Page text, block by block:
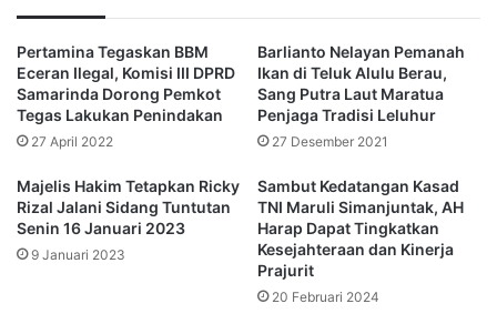
Hadirnya preman yang keram memalak pengunjung jadi
masalah terbesar.
Kondisi diperparah dengan bermunculannya pedagang
barang bekas yang menjamur, dengan toko yang tidak
Pertamina Tegaskan BBM
Eceran Ilegal, Komisi III DPRD
Samarinda Dorong Pemkot
Tegas Lakukan Penindakan
27 April 2022
Barlianto Nelayan Pemanah
Ikan di Teluk Alulu Berau,
Sang Putra Laut Maratua
Penjaga Tradisi Leluhur
27 Desember 2021
Majelis Hakim Tetapkan Ricky
Rizal Jalani Sidang Tuntutan
Senin 16 Januari 2023
9 Januari 2023
Sambut Kedatangan Kasad
TNI Maruli Simanjuntak, AH
Harap Dapat Tingkatkan
Kesejahteraan dan Kinerja
Prajurit
20 Februari 2024